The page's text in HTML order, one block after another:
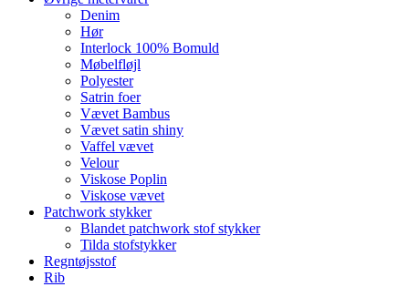
Denim
Hør
Interlock 100% Bomuld
Møbelfløjl
Polyester
Satrin foer
Vævet Bambus
Vævet satin shiny
Vaffel vævet
Velour
Viskose Poplin
Viskose vævet
Patchwork stykker
Blandet patchwork stof stykker
Tilda stofstykker
Regntøjsstof
Rib